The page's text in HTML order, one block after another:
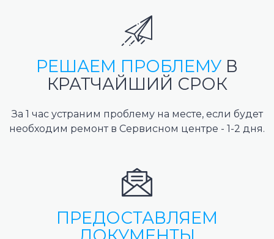
РЕШАЕМ ПРОБЛЕМУ В
КРАТЧАЙШИЙ СРОК
За 1 час устраним проблему на месте, если будет
необходим ремонт в Сервисном центре - 1-2 дня.
ПРЕДОСТАВЛЯЕМ